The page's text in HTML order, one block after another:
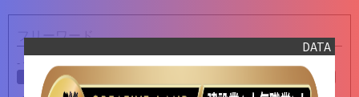
- グレード
All ミニマム
DATA